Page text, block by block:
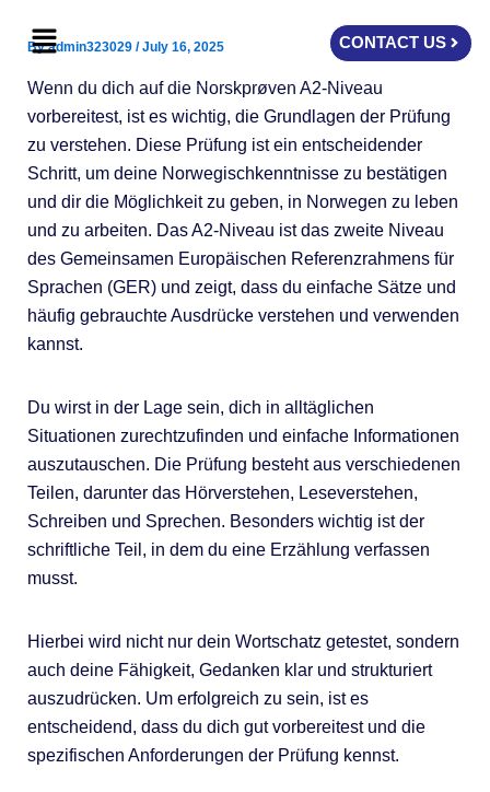
Menu CONTACT US
Byadmin323029 /July 16, 2025
Wenn du dich auf die Norskprøven A2-Niveau
vorbereitest, ist es wichtig, die Grundlagen der Prüfung
zu verstehen. Diese Prüfung ist ein entscheidender
Schritt, um deine Norwegischkenntnisse zu bestätigen
und dir die Möglichkeit zu geben, in Norwegen zu leben
und zu arbeiten. Das A2-Niveau ist das zweite Niveau
des Gemeinsamen Europäischen Referenzrahmens für
Sprachen (GER) und zeigt, dass du einfache Sätze und
häufig gebrauchte Ausdrücke verstehen und verwenden
kannst.
Du wirst in der Lage sein, dich in alltäglichen
Situationen zurechtzufinden und einfache Informationen
auszutauschen. Die Prüfung besteht aus verschiedenen
Teilen, darunter das Hörverstehen, Leseverstehen,
Schreiben und Sprechen. Besonders wichtig ist der
schriftliche Teil, in dem du eine Erzählung verfassen
musst.
Hierbei wird nicht nur dein Wortschatz getestet, sondern
auch deine Fähigkeit, Gedanken klar und strukturiert
auszudrücken. Um erfolgreich zu sein, ist es
entscheidend, dass du dich gut vorbereitest und die
spezifischen Anforderungen der Prüfung kennst.